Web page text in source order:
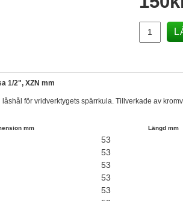
1/2", XZN mm
för vridverktygets spärrkula. Tillverkade av
mm Längd mm
53
53
53
53
53